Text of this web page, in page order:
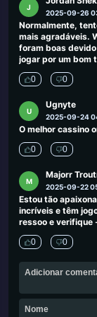
J
2025-09-26
Normalmente,
mais agradáveis.
foram boas
jogar por um bom
0 0
U
Ugnyte
2025-09-24
O melhor cassino
0 0
M
Majorr
2025-09-22
Estou tão
incríveis e têm
ressoo e verifique
0 0